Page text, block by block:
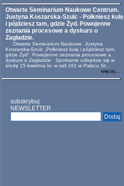
Otwarte Seminarium Naukowe Centrum.
Justyna Koszarska-Szulc - Połkniesz kulę
i pójdziesz tam, gdzie Żyd. Powojenne
zeznania procesowe a dyskurs o
Zagładzie.
Otwarte Seminarium Naukowe Justyna
Koszarska-Szulc „Połkniesz kulę i pójdziesz tam,
gdzie Żyd”. Powojenne zeznania procesowe a
dyskurs o Zagładzie Spotkanie odbędzie się w
środę 15 kwietnia br. w sali 161 w Pałacu St...
więcej...
subskrybuj
NEWSLETTER